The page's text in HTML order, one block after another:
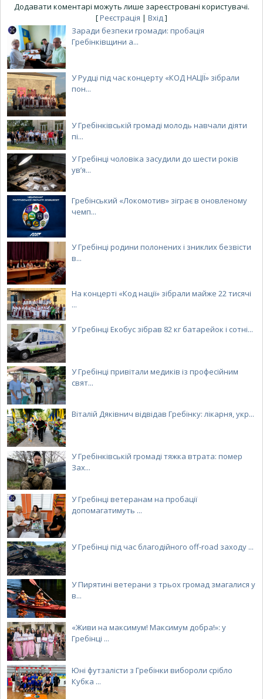
Додавати коментарі можуть лише зареєстровані користувачі.
[Реєстрація | Вхід ]
Заради безпеки громади: пробація
Гребінківщини а...
У Рудці під час концерту «КОД НАЦІЇ» зібрали
пон...
У Гребінківській громаді молодь навчали діяти
пі...
У Гребінці чоловіка засудили до шести років
ув’я...
Гребінський «Локомотив» зіграє в оновленому
чемп...
У Гребінці родини полонених і зниклих безвісти
в...
На концерті «Код нації» зібрали майже 22 тисячі
...
У Гребінці Екобус зібрав 82 кг батарейок і сотні...
У Гребінці привітали медиків із професійним
свят...
Віталій Дяківнич відвідав Гребінку: лікарня, укр...
У Гребінківській громаді тяжка втрата: помер
Зах...
У Гребінці ветеранам на пробації
допомагатимуть ...
У Гребінці під час благодійного off-road заходу ...
У Пирятині ветерани з трьох громад змагалися у
в...
«Живи на максимум! Максимум добра!»: у
Гребінці ...
Юні футзалісти з Гребінки вибороли срібло
Кубка ...